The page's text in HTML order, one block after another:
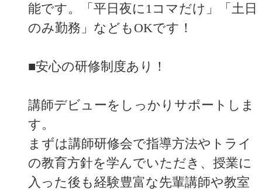
能です。「平日夜に1コマだけ」「土日
のみ勤務」などもOKです！
■安心の研修制度あり！
講師デビューをしっかりサポートしま
す。
まずは講師研修会で指導方法やトライ
の教育方針を学んでいただき、授業に
入った後も経験豊富な先輩講師や教室